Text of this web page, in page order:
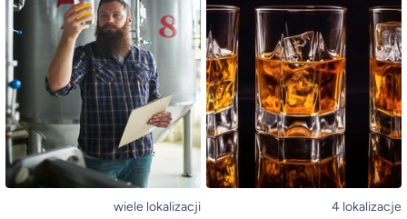
wiele lokalizacji 4 lokalizacje